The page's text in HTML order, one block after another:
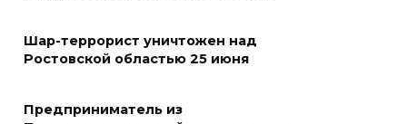
В Ростове доходный дом
Емельяновых на Большой
специалисты
Шар-террорист уничтожен над
Ростовской областью 25 июня
Предприниматель из